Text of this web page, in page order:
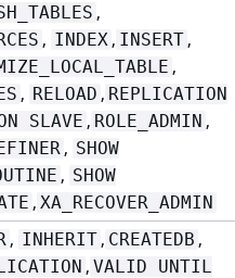
,
, INDEX , INSERT ,
,
, RELOAD , REPLICATION
SLAVE , ROLE_ADMIN ,
, SHOW
, SHOW
, XA_RECOVER_ADMIN
, INHERIT , CREATEDB ,
, VALID UNTIL